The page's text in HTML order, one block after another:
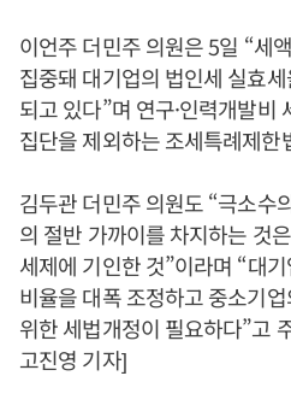
이언주 더민주 의원은 5일 “세
집중돼 대기업의 법인세 실효
되고 있다”며 연구·인력개발비
집단을 제외하는 조세특례제
김두관 더민주 의원도 “극소수
의 절반 가까이를 차지하는 것
세제에 기인한 것”이라며 “대
비율을 대폭 조정하고 중소기
위한 세법개정이 필요하다”고
고진영 기자]